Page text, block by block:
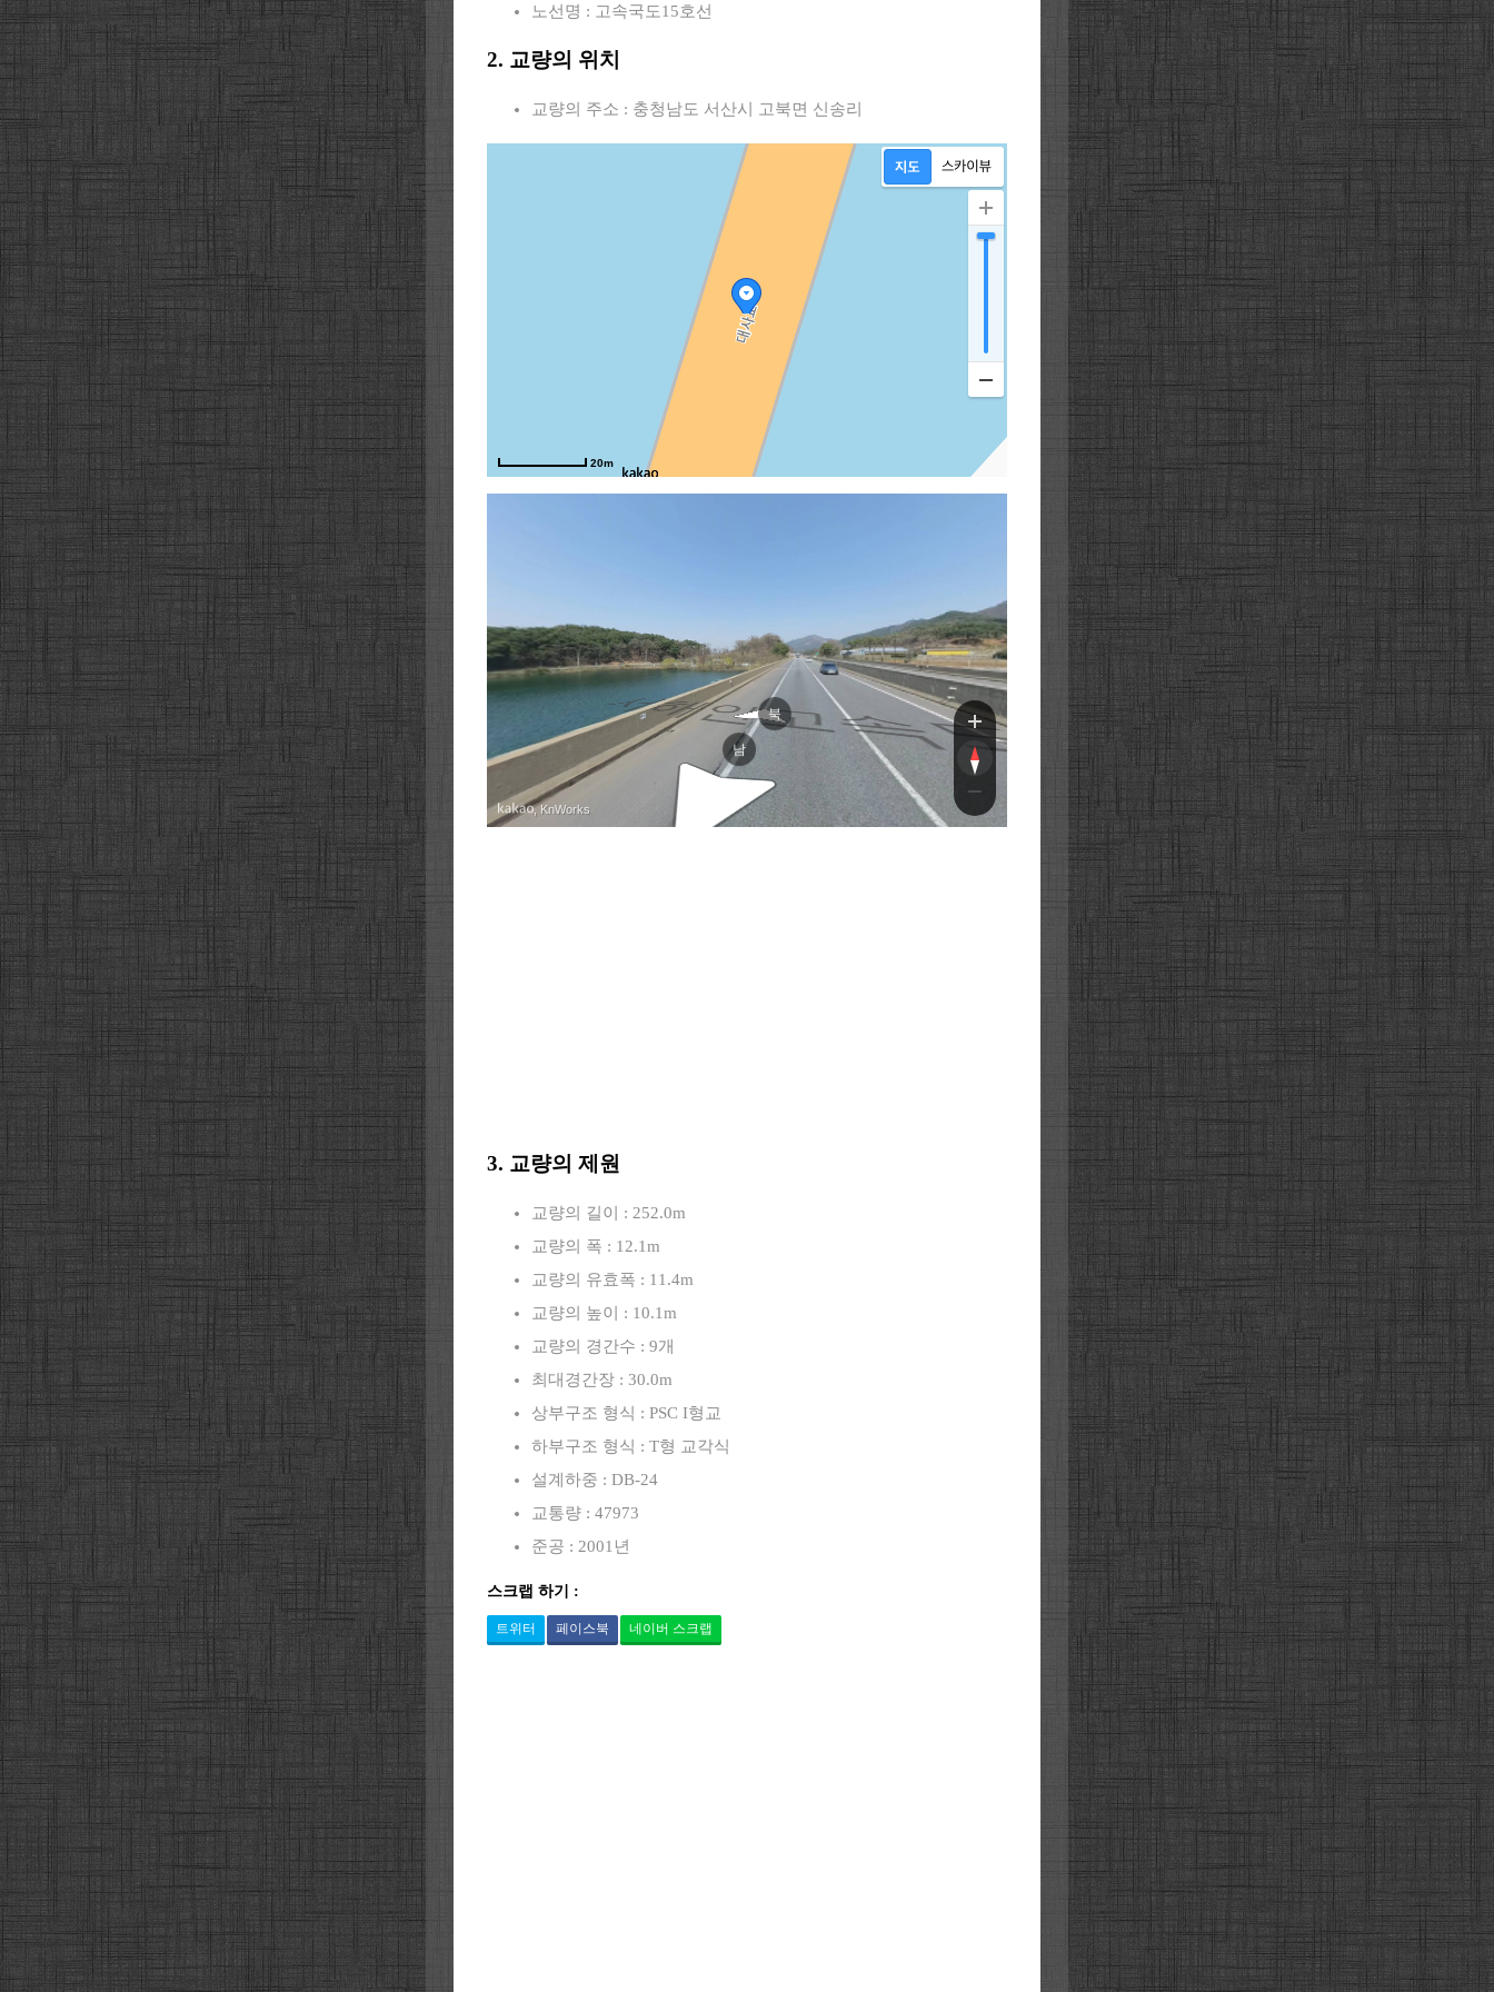
노선명 : 고속국도15호선
2. 교량의 위치
교량의 주소 : 충청남도 서산시 고북면 신송리
20m
서해안고속도로
서해안고속도로
북
남
, KnWorks
3. 교량의 제원
교량의 길이 : 252.0m
교량의 폭 : 12.1m
교량의 유효폭 : 11.4m
교량의 높이 : 10.1m
교량의 경간수 : 9개
최대경간장 : 30.0m
상부구조 형식 : PSC I형교
하부구조 형식 : T형 교각식
설계하중 : DB-24
교통량 : 47973
준공 : 2001년
스크랩 하기 :
트위터 페이스북 네이버 스크랩